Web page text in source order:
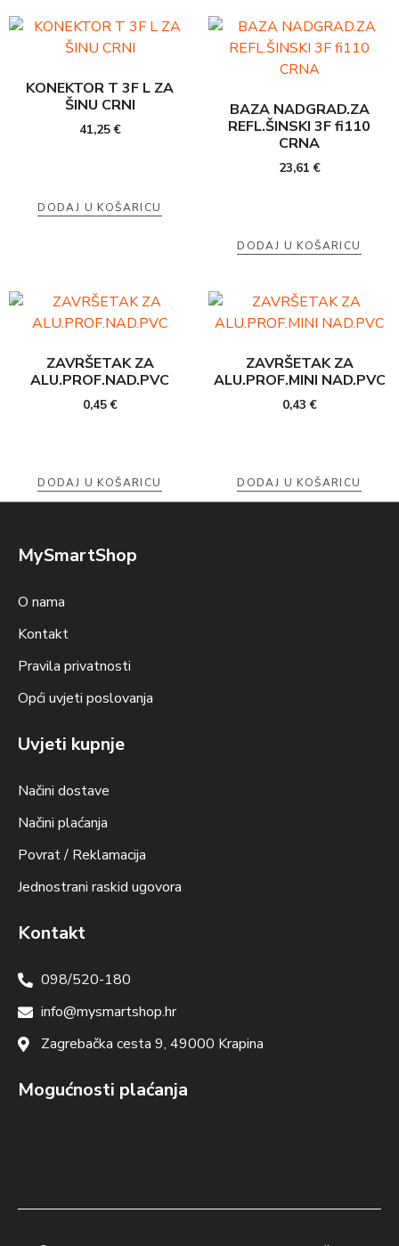
KONEKTOR T 3F L ZA
ŠINU CRNI
41,25€
DODAJ U KOŠARICU
BAZA NADGRAD.ZA
REFL.ŠINSKI 3F fi110
CRNA
23,61€
DODAJ U KOŠARICU
ZAVRŠETAK ZA
ALU.PROF.NAD.PVC
0,45€
DODAJ U KOŠARICU
ZAVRŠETAK ZA
ALU.PROF.MINI NAD.PVC
0,43€
DODAJ U KOŠARICU
MySmartShop
O nama
Kontakt
Pravila privatnosti
Opći uvjeti poslovanja
Uvjeti kupnje
Načini dostave
Načini plaćanja
Povrat / Reklamacija
Jednostrani raskid ugovora
Kontakt
098/520-180
info@mysmartshop.hr
Zagrebačka cesta 9, 49000 Krapina
Mogućnosti plaćanja